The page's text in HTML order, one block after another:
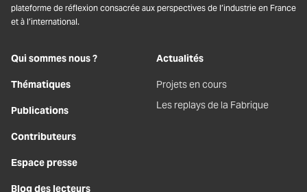
plateforme de réflexion consacrée aux perspectives de l’industrie en France
et à l’international.
Qui sommes nous ?
Thématiques
Publications
Contributeurs
Espace presse
Blog des lecteurs
Actualités
Projets en cours
Les replays de la Fabrique